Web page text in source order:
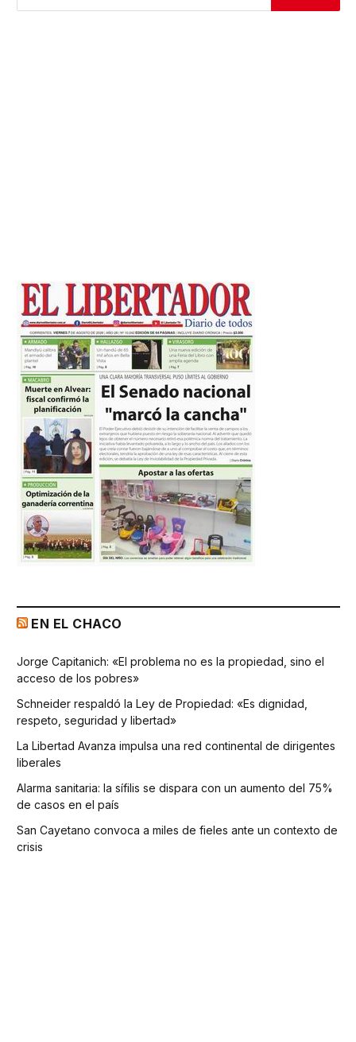
EN EL CHACO
Jorge Capitanich: «El problema no es la propiedad, sino el
acceso de los pobres»
Schneider respaldó la Ley de Propiedad: «Es dignidad,
respeto, seguridad y libertad»
La Libertad Avanza impulsa una red continental de dirigentes
liberales
Alarma sanitaria: la sífilis se dispara con un aumento del 75%
de casos en el país
San Cayetano convoca a miles de fieles ante un contexto de
crisis